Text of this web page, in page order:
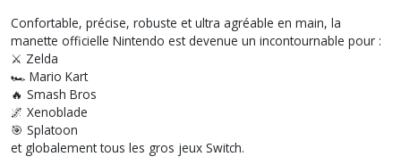
Confortable, précise, robuste et ultra agréable en main, la
manette officielle Nintendo est devenue un incontournable pour :
⚔️ Zelda
🏎️ Mario Kart
🔥 Smash Bros
🌌 Xenoblade
🎯 Splatoon
et globalement tous les gros jeux Switch.